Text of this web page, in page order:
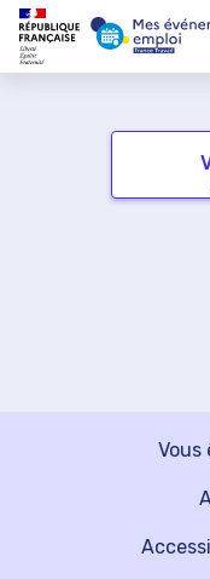
Vous